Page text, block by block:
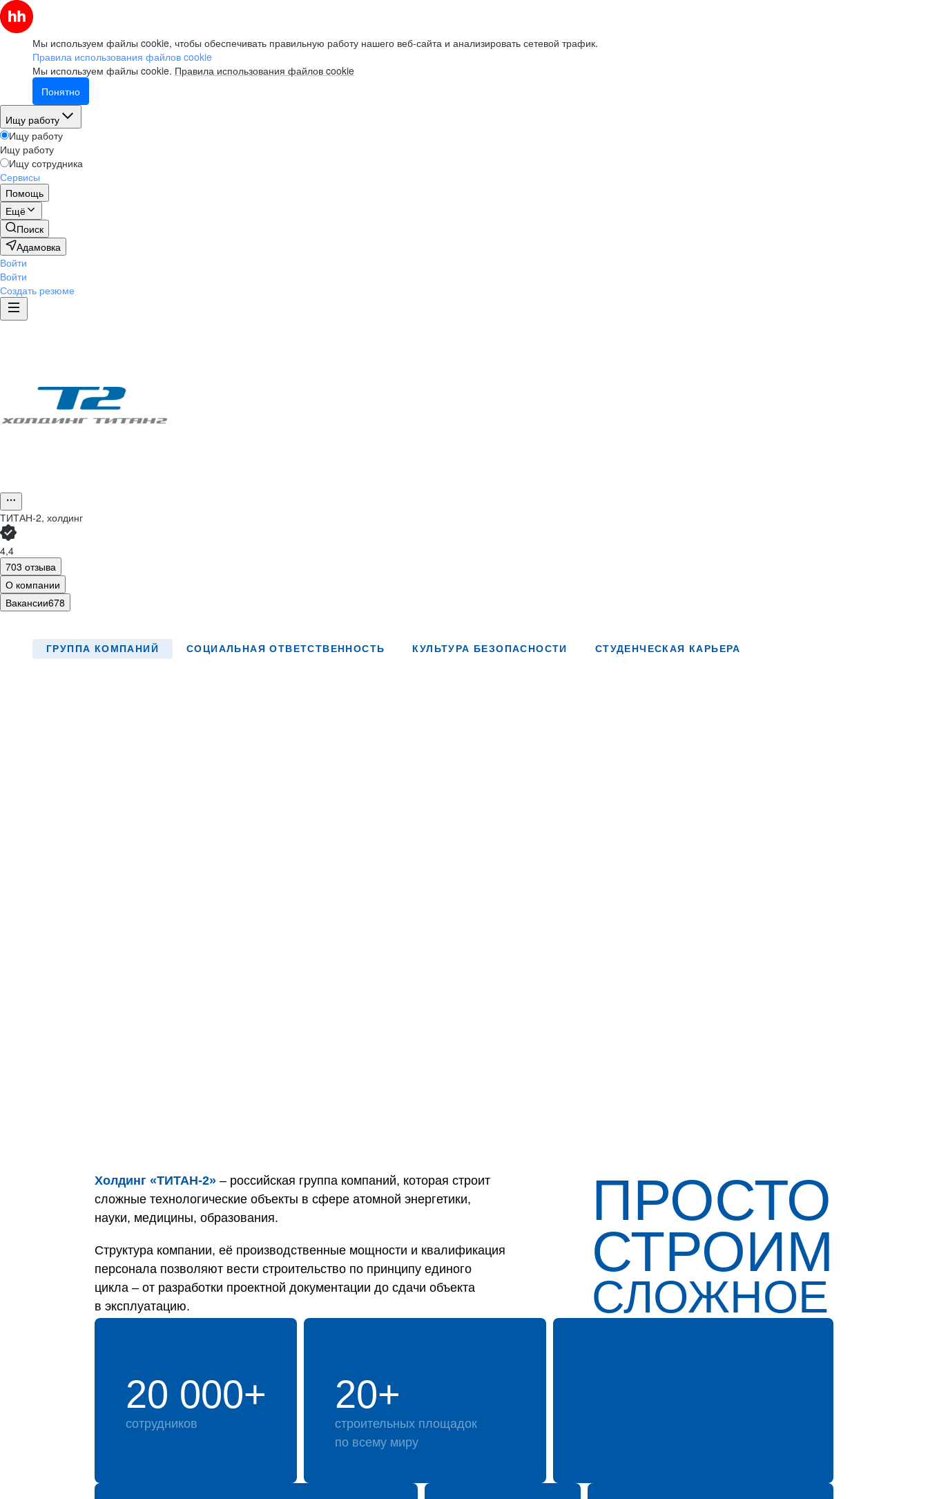
Мы используем файлы cookie, чтобы обеспечивать правильную работу нашего веб-сайта и анализировать сетевой трафик.
Правила использования файлов cookie
Мы используем файлы cookie. Правила использования файлов cookie
Понятно
Ищу работу
Ищу работу
Ищу работу
Ищу сотрудника
Сервисы
Помощь
Ещё
Поиск
Адамовка
Войти
Войти
Создать резюме
ТИТАН-2, холдинг
4,4
703 отзыва
О компании
Вакансии678
ГРУППА КОМПАНИЙ СОЦИАЛЬНАЯ ОТВЕТСТВЕННОСТЬ КУЛЬТУРА БЕЗОПАСНОСТИ СТУДЕНЧЕСКАЯ КАРЬЕРА
Холдинг «ТИТАН‑2» – российская группа компаний, которая строит
сложные технологические объекты в сфере атомной энергетики,
науки, медицины, образования.
Структура компании, её производственные мощности и квалификация
персонала позволяют вести строительство по принципу единого
цикла – от разработки проектной документации до сдачи объекта
в эксплуатацию.
ПРОСТО
СТРОИМ
СЛОЖНОЕ
20 000+
сотрудников
20+
строительных площадок
по всему миру